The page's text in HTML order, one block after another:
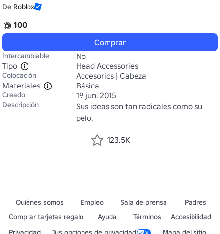
De Roblox
100
Comprar
Intercambiable
No
Tipo
Head Accessories
Colocación
Accesorios | Cabeza
Materiales
Básica
Creado 19 jun. 2015
Descripción
Sus ideas son tan radicales como su
pelo.
123.5K
Quiénes somos Empleo Sala de prensa
Padres
Comprar tarjetas regalo
Ayuda Términos
Accesibilidad
Privacidad
Tus opciones de privacidad Mapa del sitio